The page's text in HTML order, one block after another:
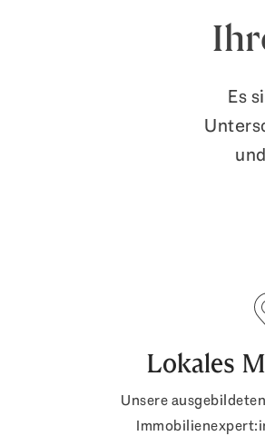
Es
Lokales
Unsere